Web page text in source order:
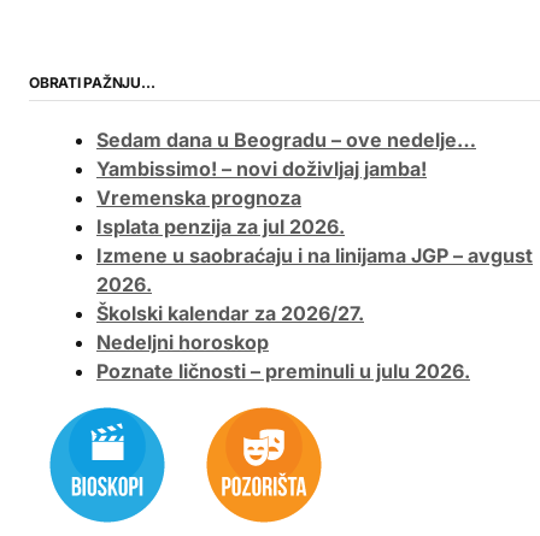
OBRATI PAŽNJU…
Sedam dana u Beogradu – ove nedelje…
Yambissimo! – novi doživljaj jamba!
Vremenska prognoza
Isplata penzija za jul 2026.
Izmene u saobraćaju i na linijama JGP – avgust
2026.
Školski kalendar za 2026/27.
Nedeljni horoskop
Poznate ličnosti – preminuli u julu 2026.